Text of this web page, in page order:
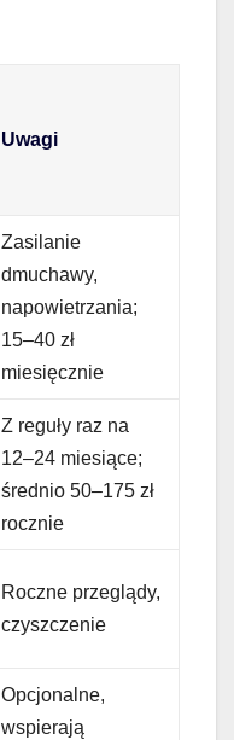
Uwagi
Zasilanie
dmuchawy,
napowietrzania;
15–40 zł
miesięcznie
Z reguły raz na
12–24 miesiące;
średnio 50–175 zł
rocznie
Roczne przeglądy,
czyszczenie
Opcjonalne,
wspierają